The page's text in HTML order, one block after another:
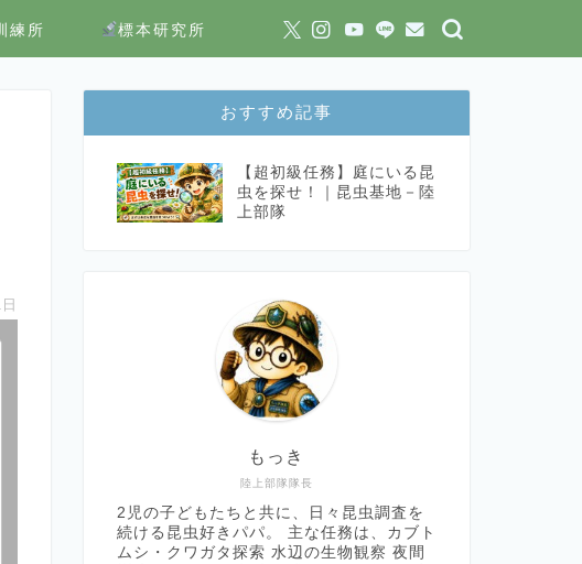
練所 標本研究所
おすすめ記事
【超初級任務】庭にいる昆
虫を探せ！｜昆虫基地－陸
上部隊
陸上部隊隊長
もっき
2児の子どもたちと共に、日々昆虫調査を
続ける昆虫好きパパ。 主な任務は、カブト
ムシ・クワガタ探索 水辺の生物観察 夜間